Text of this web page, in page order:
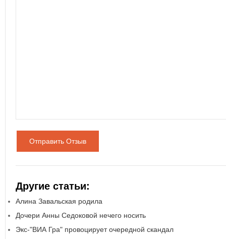
Отправить Отзыв
Другие статьи:
Алина Завальская родила
Дочери Анны Седоковой нечего носить
Экс-"ВИА Гра" провоцирует очередной скандал